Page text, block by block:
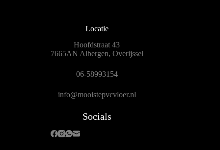
Locatie
Hoofdstraat 43
7665AN Albergen, Overijssel
06-58993154
info@mooistepvcvloer.nl
Socials